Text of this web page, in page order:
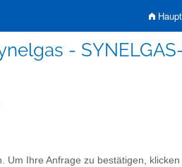
-
Um Ihre Anfrage zu bestätigen,